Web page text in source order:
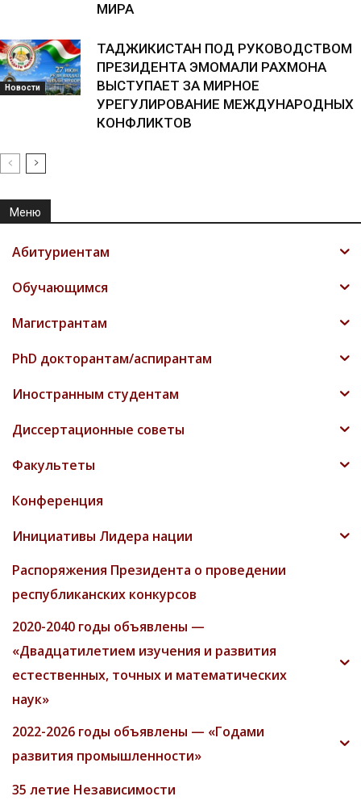
МИРА
Новости
ТАДЖИКИСТАН ПОД РУКОВОДСТВОМ
ПРЕЗИДЕНТА ЭМОМАЛИ РАХМОНА
ВЫСТУПАЕТ ЗА МИРНОЕ
УРЕГУЛИРОВАНИЕ МЕЖДУНАРОДНЫХ
КОНФЛИКТОВ
Меню
Абитуриентам
Обучающимся
Магистрантам
PhD докторантам/аспирантам
Иностранным студентам
Диссертационные советы
Факультеты
Конференция
Инициативы Лидера нации
Распоряжения Президента о проведении
республиканских конкурсов
2020-2040 годы объявлены —
«Двадцатилетием изучения и развития
естественных, точных и математических
наук»
2022-2026 годы объявлены — «Годами
развития промышленности»
35 летие Независимости